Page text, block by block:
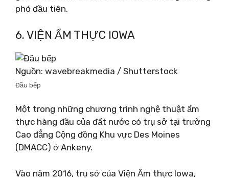
phó đầu tiên.
6. VIỆN ẨM THỰC IOWA
Nguồn: wavebreakmedia / Shutterstock
Đầu bếp
Một trong những chương trình nghệ thuật ẩm
thực hàng đầu của đất nước có trụ sở tại trường
Cao đẳng Cộng đồng Khu vực Des Moines
(DMACC) ở Ankeny.
Vào năm 2016, trụ sở của Viện Ẩm thực Iowa,